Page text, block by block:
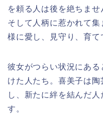
を頼る人は後を絶ちま
そして人柄に惹かれて
様に愛し、見守り、育て
彼女がつらい状況にあ
けた人たち。喜美子は
し、新たに絆を結んだ
す。